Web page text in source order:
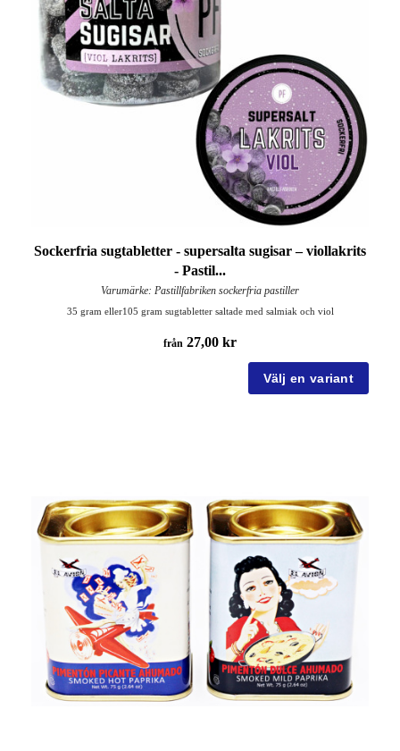
Sockerfria sugtabletter - supersalta sugisar – viollakrits
- Pastil...
Varumärke: Pastillfabriken sockerfria pastiller
35 gram eller105 gram sugtabletter saltade med salmiak och viol
från 27,00 kr